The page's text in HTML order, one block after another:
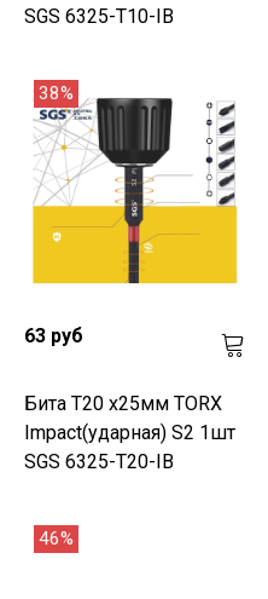
SGS 6325-T10-IB
38%
63 руб
Бита T20 х25мм TORX
Impact(ударная) S2 1шт
SGS 6325-T20-IB
46%